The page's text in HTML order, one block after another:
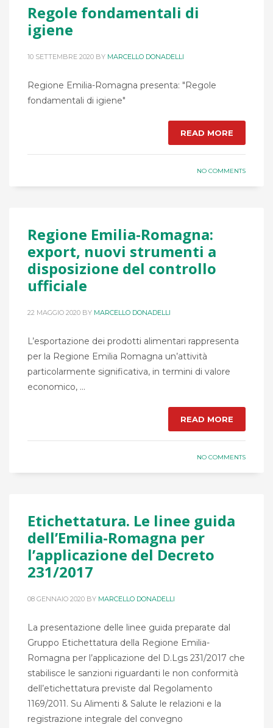
Regole fondamentali di
igiene
10 SETTEMBRE 2020 BY MARCELLO DONADELLI
Regione Emilia-Romagna presenta: "Regole
fondamentali di igiene"
READ MORE
NO COMMENTS
Regione Emilia-Romagna:
export, nuovi strumenti a
disposizione del controllo
ufficiale
22 MAGGIO 2020 BY MARCELLO DONADELLI
L’esportazione dei prodotti alimentari rappresenta
per la Regione Emilia Romagna un’attività
particolarmente significativa, in termini di valore
economico, ...
READ MORE
NO COMMENTS
Etichettatura. Le linee guida
dell’Emilia-Romagna per
l’applicazione del Decreto
231/2017
08 GENNAIO 2020 BY MARCELLO DONADELLI
La presentazione delle linee guida preparate dal
Gruppo Etichettatura della Regione Emilia-
Romagna per l’applicazione del D.Lgs 231/2017 che
stabilisce le sanzioni riguardanti le non conformità
dell’etichettatura previste dal Regolamento
1169/2011. Su Alimenti & Salute le relazioni e la
registrazione integrale del convegno